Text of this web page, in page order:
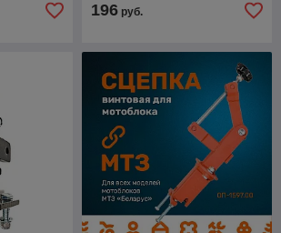
196 руб.